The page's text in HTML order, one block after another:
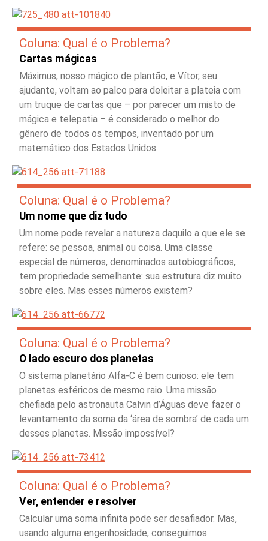
Coluna: Qual é o Problema?
Cartas mágicas
Máximus, nosso mágico de plantão, e Vítor, seu
ajudante, voltam ao palco para deleitar a plateia com
um truque de cartas que – por parecer um misto de
mágica e telepatia – é considerado o melhor do
gênero de todos os tempos, inventado por um
matemático dos Estados Unidos
Coluna: Qual é o Problema?
Um nome que diz tudo
Um nome pode revelar a natureza daquilo a que ele se
refere: se pessoa, animal ou coisa. Uma classe
especial de números, denominados autobiográficos,
tem propriedade semelhante: sua estrutura diz muito
sobre eles. Mas esses números existem?
Coluna: Qual é o Problema?
O lado escuro dos planetas
O sistema planetário Alfa-C é bem curioso: ele tem
planetas esféricos de mesmo raio. Uma missão
chefiada pelo astronauta Calvin d’Águas deve fazer o
levantamento da soma da ‘área de sombra’ de cada um
desses planetas. Missão impossível?
Coluna: Qual é o Problema?
Ver, entender e resolver
Calcular uma soma infinita pode ser desafiador. Mas,
usando alguma engenhosidade, conseguimos